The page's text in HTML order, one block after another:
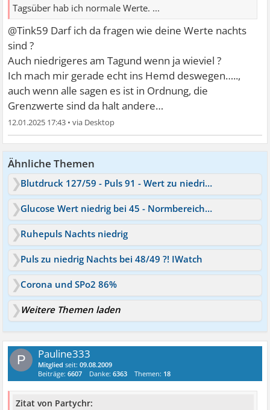
Tagsüber hab ich normale Werte. ...
@Tink59 Darf ich da fragen wie deine Werte nachts
sind ?
Auch niedrigeres am Tagund wenn ja wieviel ?
Ich mach mir gerade echt ins Hemd deswegen…..,
auch wenn alle sagen es ist in Ordnung, die
Grenzwerte sind da halt andere…
12.01.2025 17:43 •
Ähnliche Themen
Blutdruck 127/59 - Puls 91 - Wert zu niedrig?
Glucose Wert niedrig bei 45 - Normbereich ist 70 - 110
Ruhepuls Nachts niedrig
Puls zu niedrig Nachts bei 48/49 ?! IWatch
Corona und SPo2 86%
Weitere Themen laden
P Pauline333
Mitglied seit:09.08.2009
Beiträge:6607 Danke:6363 Themen: 18
Zitat von Partychr: